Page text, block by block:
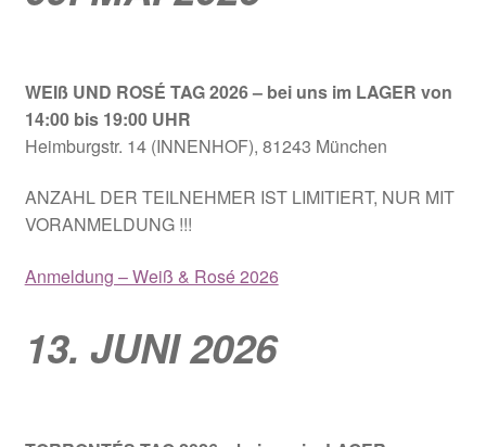
WEIß UND ROSÉ TAG 2026– bei uns im LAGER von
14:00 bis 19:00 UHR
Heimburgstr. 14 (INNENHOF), 81243 München
ANZAHL DER TEILNEHMER IST LIMITIERT, NUR MIT
VORANMELDUNG !!!
Anmeldung – Weiß & Rosé 2026
13. JUNI 2026